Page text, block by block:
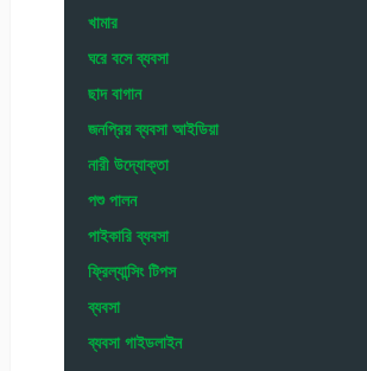
খামার
ঘরে বসে ব্যবসা
ছাদ বাগান
জনপ্রিয় ব্যবসা আইডিয়া
নারী উদ্যোক্তা
পশু পালন
পাইকারি ব্যবসা
ফ্রিল্যান্সিং টিপস
ব্যবসা
ব্যবসা গাইডলাইন